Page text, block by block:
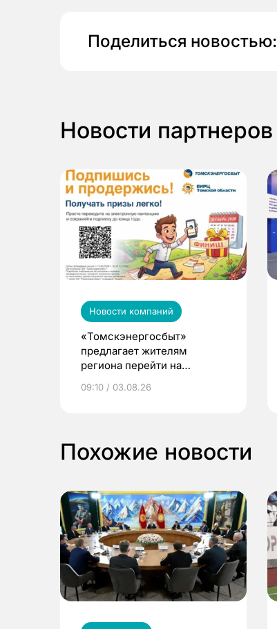
Поделиться новостью:
Новости партнеров
Новости компаний
«Томскэнергосбыт»
предлагает жителям
региона перейти на
выиграть призы
09:10 / 03.08.26
Похожие новости